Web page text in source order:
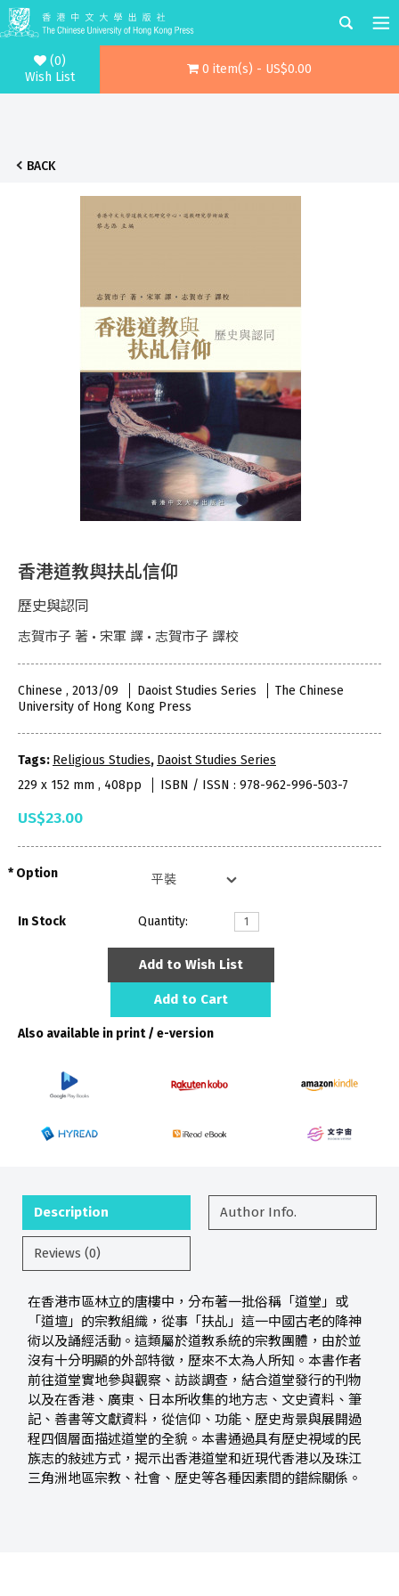
(0)
Wish List
0 item(s) - US$0.00
BACK
香港道教與扶乩信仰
歷史與認同
志賀市子 著 • 宋軍 譯 • 志賀市子 譯校
Chinese , 2013/09 Daoist Studies Series
The Chinese
University of Hong Kong Press
Tags: Religious Studies, Daoist Studies Series
229 x 152 mm , 408pp
ISBN / ISSN : 978-962-996-503-7
US$23.00
Option
In Stock Quantity:
Add to Wish List
Add to Cart
Also available in print / e-version
Description Author Info.
Reviews (0)
在香港市區林立的唐樓中，分布著一批俗稱「道堂」或
「道壇」的宗教組織，從事「扶乩」這一中國古老的降神
術以及誦經活動。這類屬於道教系統的宗教團體，由於並
沒有十分明顯的外部特徵，歷來不太為人所知。本書作者
前往道堂實地參與觀察、訪談調查，結合道堂發行的刊物
以及在香港、廣東、日本所收集的地方志、文史資料、筆
記、善書等文獻資料，從信仰、功能、歷史背景與展開過
程四個層面描述道堂的全貌。本書通過具有歷史視域的民
族志的敍述方式，揭示出香港道堂和近現代香港以及珠江
三角洲地區宗教、社會、歷史等各種因素間的錯綜關係。